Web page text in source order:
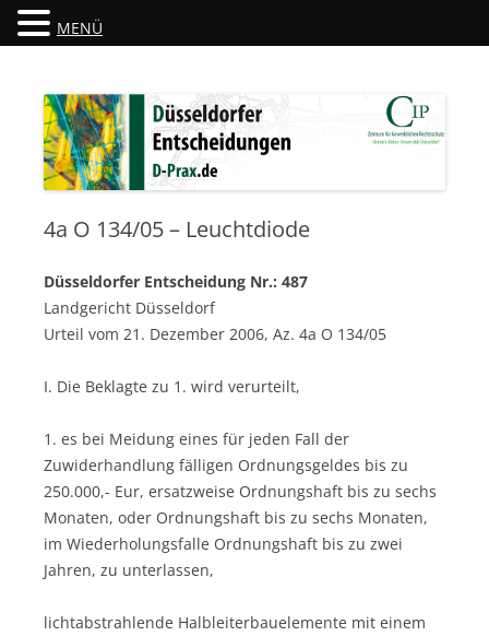
Düsseldorfer Entscheidungen
4a O 134/05 – Leuchtdiode
Düsseldorfer Entscheidung Nr.: 487
Landgericht Düsseldorf
Urteil vom 21. Dezember 2006, Az. 4a O 134/05
I. Die Beklagte zu 1. wird verurteilt,
1. es bei Meidung eines für jeden Fall der
Zuwiderhandlung fälligen Ordnungsgeldes bis zu
250.000,- Eur, ersatzweise Ordnungshaft bis zu sechs
Monaten, oder Ordnungshaft bis zu sechs Monaten,
im Wiederholungsfalle Ordnungshaft bis zu zwei
Jahren, zu unterlassen,
lichtabstrahlende Halbleiterbauelemente mit einem
MENÜ